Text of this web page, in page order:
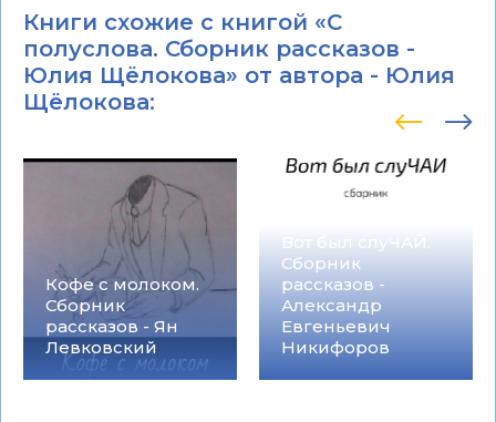
Книги схожие с книгой «С
полуслова. Сборник рассказов -
Юлия Щёлокова» от автора - Юлия
Щёлокова:
Кофе с молоком.
Сборник
рассказов - Ян
Левковский
Вот был слуЧАЙ.
Сборник
рассказов -
Александр
Евгеньевич
Никифоров